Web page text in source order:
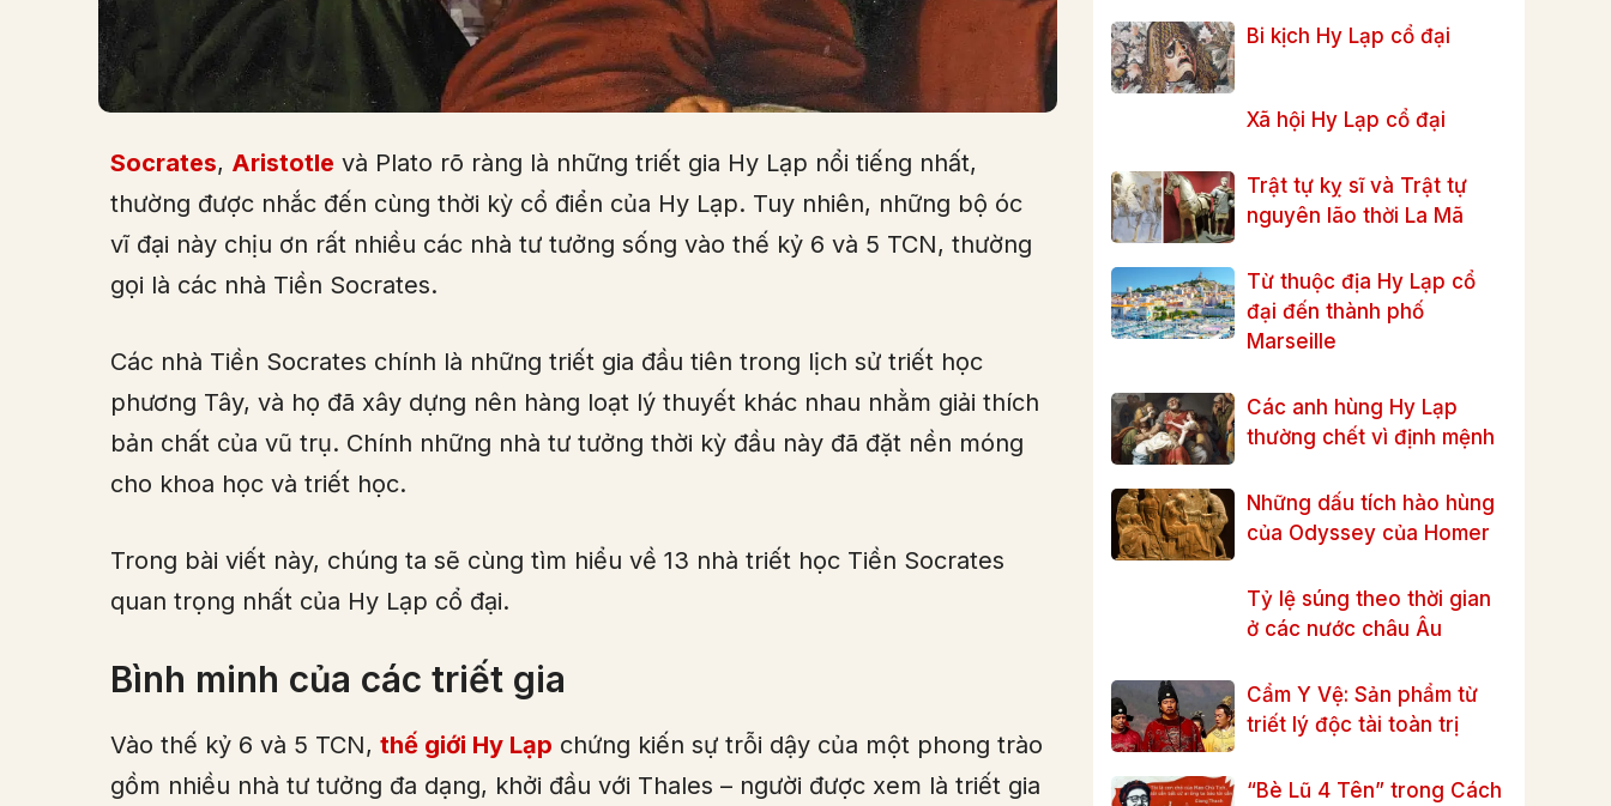
Socrates, Aristotle và Plato rõ ràng là những triết gia Hy Lạp nổi tiếng nhất,
thường được nhắc đến cùng thời kỳ cổ điển của Hy Lạp. Tuy nhiên, những bộ óc
vĩ đại này chịu ơn rất nhiều các nhà tư tưởng sống vào thế kỷ 6 và 5 TCN, thường
gọi là các nhà Tiền Socrates.
Các nhà Tiền Socrates chính là những triết gia đầu tiên trong lịch sử triết học
phương Tây, và họ đã xây dựng nên hàng loạt lý thuyết khác nhau nhằm giải thích
bản chất của vũ trụ. Chính những nhà tư tưởng thời kỳ đầu này đã đặt nền móng
cho khoa học và triết học.
Trong bài viết này, chúng ta sẽ cùng tìm hiểu về 13 nhà triết học Tiền Socrates
quan trọng nhất của Hy Lạp cổ đại.
Bình minh của các triết gia
Vào thế kỷ 6 và 5 TCN, thế giới Hy Lạp chứng kiến sự trỗi dậy của một phong trào
gồm nhiều nhà tư tưởng đa dạng, khởi đầu với Thales – người được xem là triết gia
Bi kịch Hy Lạp cổ đại
Xã hội Hy Lạp cổ đại
Trật tự kỵ sĩ và Trật tự
nguyên lão thời La Mã
Từ thuộc địa Hy Lạp cổ
đại đến thành phố
Marseille
Các anh hùng Hy Lạp
thường chết vì định mệnh
Những dấu tích hào hùng
của Odyssey của Homer
Tỷ lệ súng theo thời gian
ở các nước châu Âu
Cẩm Y Vệ: Sản phẩm từ
triết lý độc tài toàn trị
“Bè Lũ 4 Tên” trong Cách